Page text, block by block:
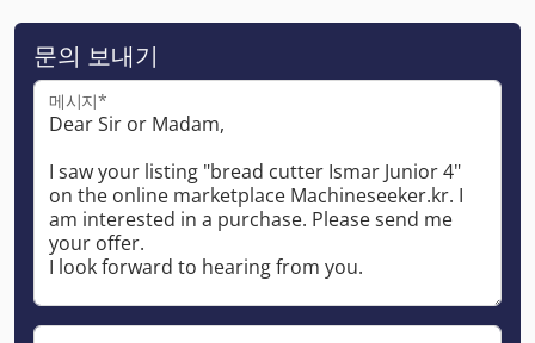
문의 보내기
메시지*